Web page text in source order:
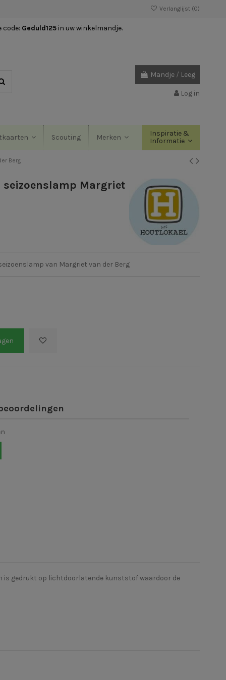
Verlanglijst (0)
code: Geduld125 in uw winkelmandje.
Mandje / Leeg
Log in
Scouting Merken
Inspiratie &
Informatie
Berg
Margriet
van Margriet van der Berg
is gedrukt op lichtdoorlatende kunststof waardoor de